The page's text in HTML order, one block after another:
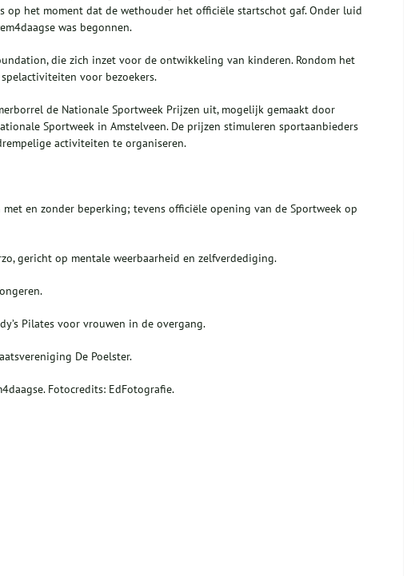
op het moment dat de wethouder het officiële startschot gaf. Onder luid
was begonnen.
die zich inzet voor de ontwikkeling van kinderen. Rondom het
voor bezoekers.
de Nationale Sportweek Prijzen uit, mogelijk gemaakt door
Sportweek in Amstelveen. De prijzen stimuleren sportaanbieders
activiteiten te organiseren.
en zonder beperking; tevens officiële opening van de Sportweek op
gericht op mentale weerbaarheid en zelfverdediging.
Pilates voor vrouwen in de overgang.
De Poelster.
Fotocredits: EdFotografie.